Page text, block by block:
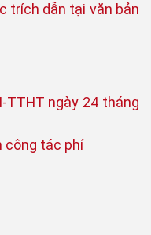
trích dẫn tại văn bản
TTHT ngày 24 tháng
công tác phí